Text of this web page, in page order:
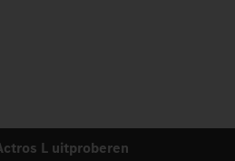
L uitproberen